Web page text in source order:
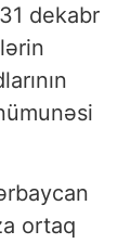
dekabr
ortaq